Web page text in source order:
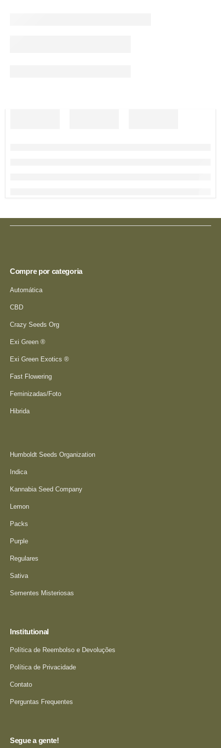
Compre por categoria
Automática
CBD
Crazy Seeds Org
Exi Green ®
Exi Green Exotics ®
Fast Flowering
Feminizadas/Foto
Hibrida
Humboldt Seeds Organization
Indica
Kannabia Seed Company
Lemon
Packs
Purple
Regulares
Sativa
Sementes Misteriosas
Institutional
Política de Reembolso e Devoluções
Política de Privacidade
Contato
Perguntas Frequentes
Segue a gente!